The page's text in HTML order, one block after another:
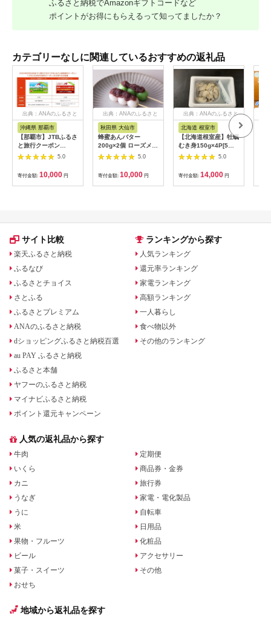
ふるさと納税でAmazonギフトコードなど
ポイントがお得にもらえるって知ってましたか？
カテゴリーなしに関連しているおすすめの返礼品
出典：ANAのふるさと
沖縄県 那覇市
【那覇市】JTBふるさ
と旅行クーポン
（3,000円分）有効期
間3年（Eメール発
行）｜旅行 トラベル
予約 国内旅行 JTB 宿
泊 観光 体験 旅行券
人気 おすすめ 旅行ク
ン ネット予約 電話 有
5.0
寄付金額: 10,000 円
出典：ANAのふるさと
秋田県 大仙市
蜂蜜あんバター
200g×2個 ローズメイ
[あんバター はちみ
つ 発酵バター あん
こ 水あめ不使用 秋
田県 大仙市]
5.0
寄付金額: 10,000 円
出典：ANAのふるさと
納税
北海道 根室市
【北海道根室産】牡蠣
むき身150g×4P[5月
下旬以降発送] A-
5.0
寄付金額: 14,000 円
サイト比較
楽天ふるさと納税
ふるなび
ふるさとチョイス
さとふる
ふるさとプレミアム
ANAのふるさと納税
dショッピングふるさと納税百選
au PAY ふるさと納税
ふるさと本舗
ヤフーのふるさと納税
マイナビふるさと納税
ポイント還元キャンペーン
ランキングから探す
人気ランキング
還元率ランキング
家電ランキング
高額ランキング
一人暮らし
食べ物以外
その他のランキング
人気の返礼品から探す
牛肉
いくら
カニ
うなぎ
うに
米
果物・フルーツ
ビール
菓子・スイーツ
おせち
定期便
商品券・金券
旅行券
家電・電化製品
自転車
日用品
化粧品
アクセサリー
その他
地域から返礼品を探す